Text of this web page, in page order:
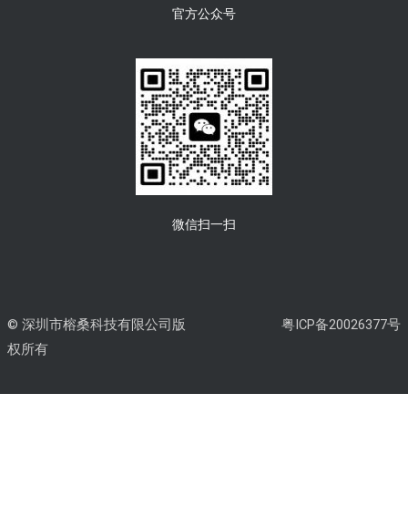
官方公众号
微信扫一扫
© 深圳市榕桑科技有限公司版
权所有
粤ICP备20026377号